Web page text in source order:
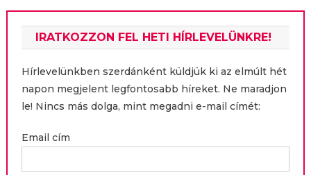
IRATKOZZON FEL HETI HÍRLEVELÜNKRE!
Hírlevelünkben szerdánként küldjük ki az elmúlt hét
napon megjelent legfontosabb híreket. Ne maradjon
le! Nincs más dolga, mint megadni e-mail címét:
Email cím